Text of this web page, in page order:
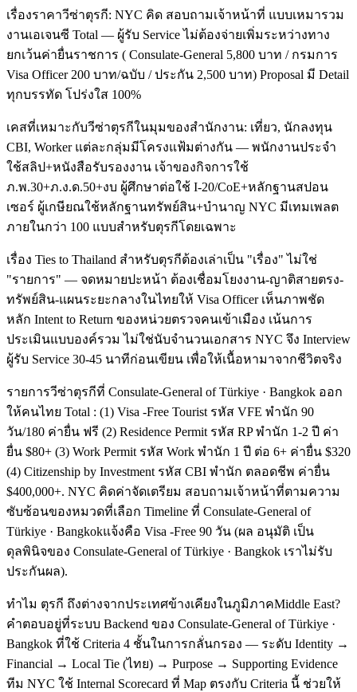
เรื่องราคาวีซ่าตุรกี: NYC คิด สอบถามเจ้าหน้าที่ แบบเหมารวม
งานเอเจนซี Total — ผู้รับ Service ไม่ต้องจ่ายเพิ่มระหว่างทาง
ยกเว้นค่ายื่นราชการ ( Consulate-General 5,800 บาท / กรมการ
Visa Officer 200 บาท/ฉบับ / ประกัน 2,500 บาท) Proposal มี Detail
ทุกบรรทัด โปร่งใส 100%
เคสที่เหมาะกับวีซ่าตุรกีในมุมของสำนักงาน: เที่ยว, นักลงทุน
CBI, Worker แต่ละกลุ่มมีโครงแฟ้มต่างกัน — พนักงานประจำ
ใช้สลิป+หนังสือรับรองงาน เจ้าของกิจการใช้
ภ.พ.30+ภ.ง.ด.50+งบ ผู้ศึกษาต่อใช้ I-20/CoE+หลักฐานสปอน
เซอร์ ผู้เกษียณใช้หลักฐานทรัพย์สิน+บำนาญ NYC มีเทมเพลต
ภายในกว่า 100 แบบสำหรับตุรกีโดยเฉพาะ
เรื่อง Ties to Thailand สำหรับตุรกีต้องเล่าเป็น "เรื่อง" ไม่ใช่
"รายการ" — จดหมายปะหน้า ต้องเชื่อมโยงงาน-ญาติสายตรง-
ทรัพย์สิน-แผนระยะกลางในไทยให้ Visa Officer เห็นภาพชัด
หลัก Intent to Return ของหน่วยตรวจคนเข้าเมือง เน้นการ
ประเมินแบบองค์รวม ไม่ใช่นับจำนวนเอกสาร NYC จึง Interview
ผู้รับ Service 30-45 นาทีก่อนเขียน เพื่อให้เนื้อหามาจากชีวิตจริง
รายการวีซ่าตุรกีที่ Consulate-General of Türkiye · Bangkok ออก
ให้คนไทย Total : (1) Visa -Free Tourist รหัส VFE พำนัก 90
วัน/180 ค่ายื่น ฟรี (2) Residence Permit รหัส RP พำนัก 1-2 ปี ค่า
ยื่น $80+ (3) Work Permit รหัส Work พำนัก 1 ปี ต่อ 6+ ค่ายื่น $320
(4) Citizenship by Investment รหัส CBI พำนัก ตลอดชีพ ค่ายื่น
$400,000+. NYC คิดค่าจัดเตรียม สอบถามเจ้าหน้าที่ตามความ
ซับซ้อนของหมวดที่เลือก Timeline ที่ Consulate-General of
Türkiye · Bangkokแจ้งคือ Visa -Free 90 วัน (ผล อนุมัติ เป็น
ดุลพินิจของ Consulate-General of Türkiye · Bangkok เราไม่รับ
ประกันผล).
ทำไม ตุรกี ถึงต่างจากประเทศข้างเคียงในภูมิภาคMiddle East?
คำตอบอยู่ที่ระบบ Backend ของ Consulate-General of Türkiye ·
Bangkok ที่ใช้ Criteria 4 ชั้นในการกลั่นกรอง — ระดับ Identity →
Financial → Local Tie (ไทย) → Purpose → Supporting Evidence
ทีม NYC ใช้ Internal Scorecard ที่ Map ตรงกับ Criteria นี้ ช่วยให้